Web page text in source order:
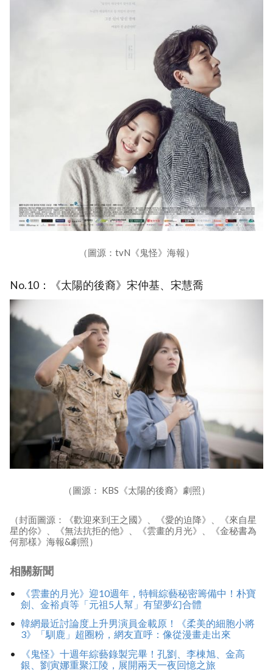
（圖源：tvN《鬼怪》海報）
No.10：《太陽的後裔》宋仲基、宋慧喬
（圖源： KBS《太陽的後裔》劇照）
（封面圖源：《歡迎來到王之國》、《愛的迫降》、《來自星
星的你》、《無法抗拒的他》、《雲畫的月光》、《金秘書為
何那樣》海報&劇照）
相關新聞
《雲畫的月光》迎10週年，特輯綜藝秘密籌備中！朴寶
劍、金裕貞等「元祖5人幫」有望夢幻合體
韓網最近討論度上升男演員金載原！《柔美的細胞小將
3》「馴鹿」超圈粉，網友直呼：像從漫畫走出來
《鬼怪》十週年綜藝錄製完畢！孔劉、李棟旭、金高
銀、劉寅娜重聚江陵，展開兩天一夜回憶之旅